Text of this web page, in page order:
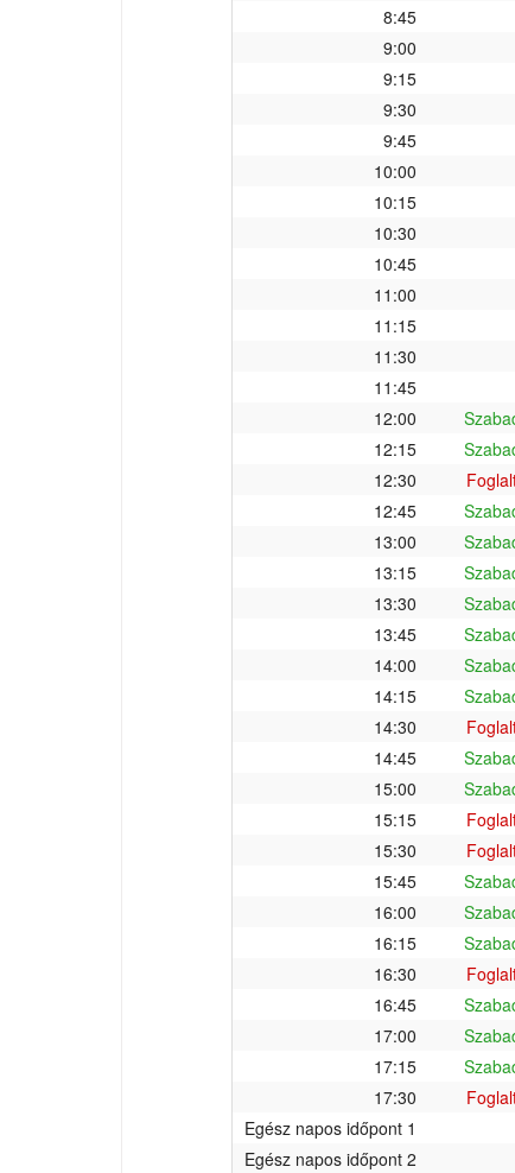
8:45
9:00
9:15
9:30
9:45
10:00
10:15
10:30
10:45
11:00
11:15
11:30
11:45
12:00
12:15
12:30
12:45
13:00
13:15
13:30
13:45
14:00
14:15
14:30
14:45
15:00
15:15
15:30
15:45
16:00
16:15
16:30
16:45
17:00
17:15
17:30
Egész napos időpont 1
Egész napos időpont 2